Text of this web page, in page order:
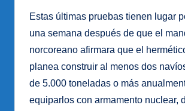
Estas últimas pruebas tienen lugar
una semana después de que el
norcoreano afirmara que el
planea construir al menos dos
de 5.000 toneladas o más
equiparlos con armamento nuclear,